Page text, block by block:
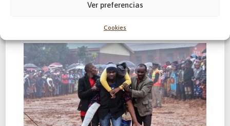
Ver preferencias
Cookies